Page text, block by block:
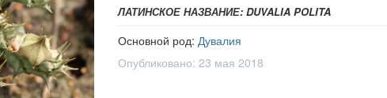
ЛАТИНСКОЕ НАЗВАНИЕ: DUVALIA POLITA
Основной род: Дувалия
Опубликовано: 23 мая 2018